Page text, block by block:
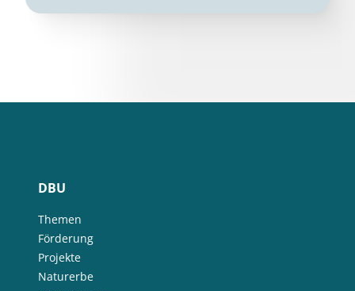
DBU
Themen
Förderung
Projekte
Naturerbe